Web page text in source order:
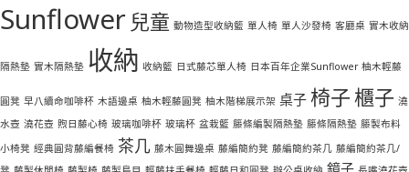
Sunflower 兒童 動物造型收納籃 單人椅 單人沙發椅 客廳桌 實木收納
隔熱墊 實木隔熱墊 收納 收納籃 日式藤芯單人椅 日本百年企業Sunflower 柚木輕藤
圓凳 早八續命咖啡杯 木語邊桌 柚木輕藤圓凳 柚木階梯展示架 桌子 椅子櫃子 澆
水壺 澆花壺 煦日藤心椅 玻璃咖啡杯 玻璃杯 盆栽籃 籐條編製隔熱墊 籐條隔熱墊 籐製布料
小椅凳 經典圓背藤編餐椅 茶几 藤木圓舞邊桌 藤編簡約凳 藤編簡約茶几 藤編簡約茶几/